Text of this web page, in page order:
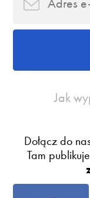
Jak
Dołącz do
Tam